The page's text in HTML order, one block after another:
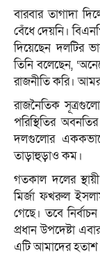
বারবার তাগাদা
বেঁধে দেয়নি।
দিয়েছেন দলটির
তিনি বলেছেন,
রাজনীতি করি।
রাজনৈতিক
পরিস্থিতির
দলগুলোর
তাড়াহুড়াও কম।
গতকাল দলের
মির্জা ফখরুল
গেছে। তবে
প্রধান উপদেষ্টা
এটি আমাদের হতাশ